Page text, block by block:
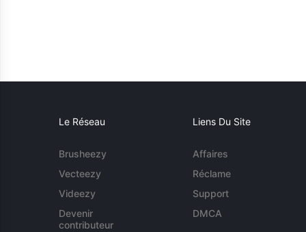
Le Réseau
Brusheezy
Vecteezy
Videezy
Devenir
contributeur
Liens Du Site
Affaires
Réclame
Support
DMCA